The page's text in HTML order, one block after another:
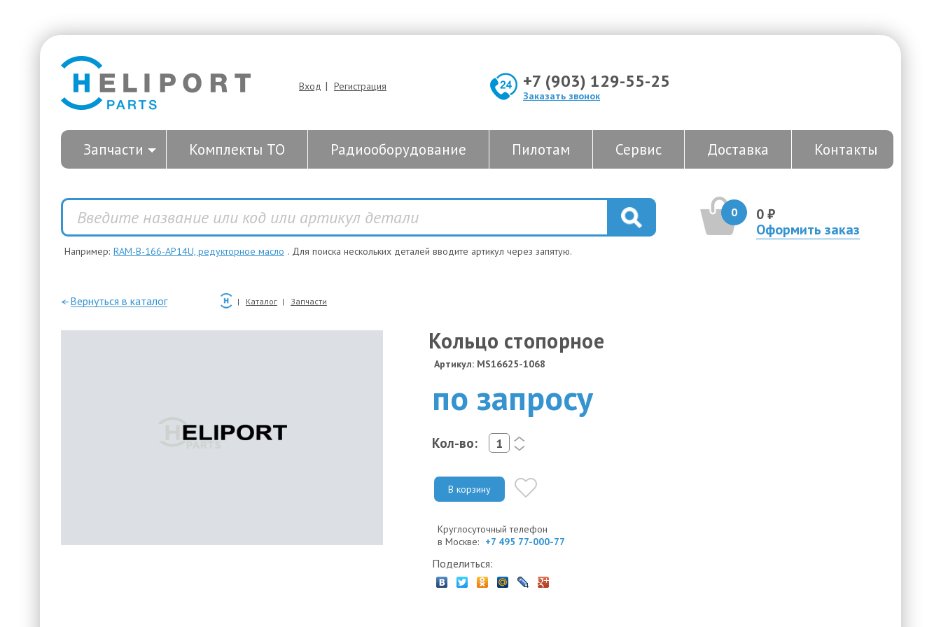
Вход | Регистрация +7 (903) 129-55-25
Заказать звонок
Запчасти Комплекты ТО Радиооборудование Пилотам Сервис Доставка Контакты
0
0 ₽
Оформить заказ
Например: RAM-B-166-AP14U, редукторное масло . Для поиска нескольких деталей вводите артикул через запятую.
—Вернуться в каталог Каталог Запчасти
Кольцо стопорное
Артикул: MS16625-1068
по запросу
Кол-во:
<
>
В корзину
Круглосуточный телефон
в Москве: +7 495 77-000-77
Поделиться: